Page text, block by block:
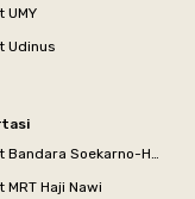
UMY
Udinus
Kost dekat Bandara Soekarno-Hatta
Haji Nawi